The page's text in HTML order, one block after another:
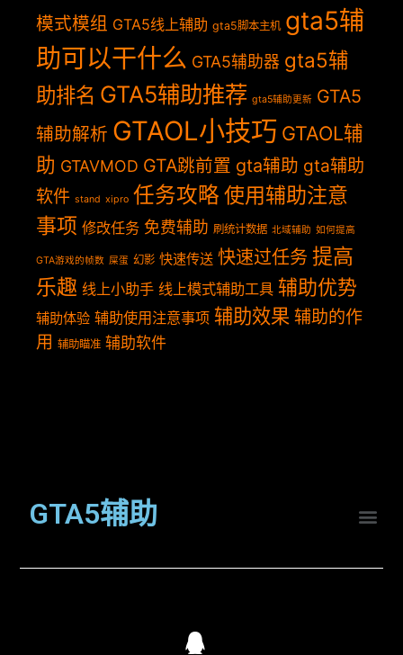
模式模组 GTA5线上辅助 gta5脚本主机 gta5辅
助可以干什么 GTA5辅助器 gta5辅
助排名 GTA5辅助推荐 gta5辅助更新 GTA5
辅助解析 GTAOL小技巧 GTAOL辅
助 GTAVMOD GTA跳前置 gta辅助 gta辅助
软件 stand xipro 任务攻略 使用辅助注意
事项 修改任务 免费辅助 刷统计数据 北域辅助 如何提高
GTA游戏的帧数 屎蛋 幻影 快速传送 快速过任务 提高
乐趣 线上小助手 线上模式辅助工具 辅助优势
辅助体验 辅助使用注意事项 辅助效果 辅助的作
用 辅助瞄准 辅助软件
GTA5辅助